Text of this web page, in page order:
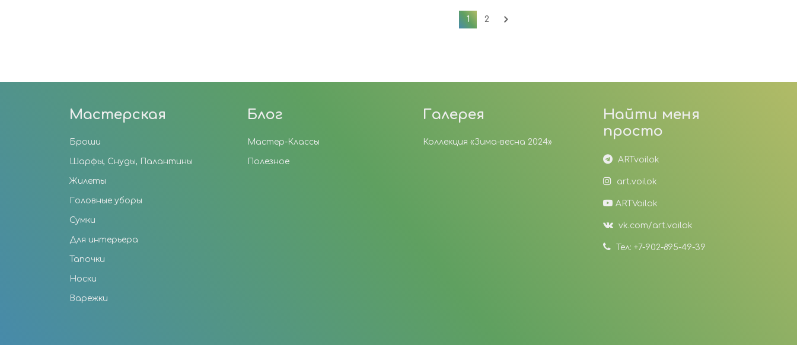
1 2
Мастерская
Броши
Шарфы, Снуды, Палантины
Жилеты
Головные уборы
Сумки
Для интерьера
Тапочки
Носки
Варежки
Блог
Мастер-Классы
Полезное
Галерея
Коллекция «Зима-весна 2024»
Найти меня
просто
ARTvoilok
art.voilok
ARTVoilok
vk.com/art.voilok
Тел: +7-902-895-49-39